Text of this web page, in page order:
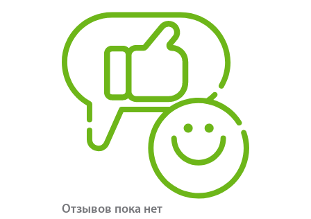
Отзывов пока нет